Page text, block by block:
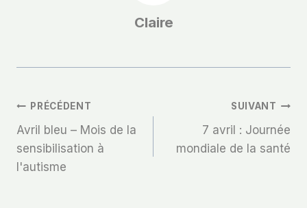
Claire
Navigation
De
L’article
PRÉCÉDENT
Avril bleu – Mois de la
sensibilisation à
l'autisme
SUIVANT
7 avril : Journée
mondiale de la santé